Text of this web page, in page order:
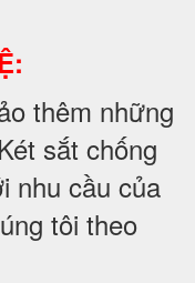
thêm những
sắt chống
nhu cầu của
tôi theo